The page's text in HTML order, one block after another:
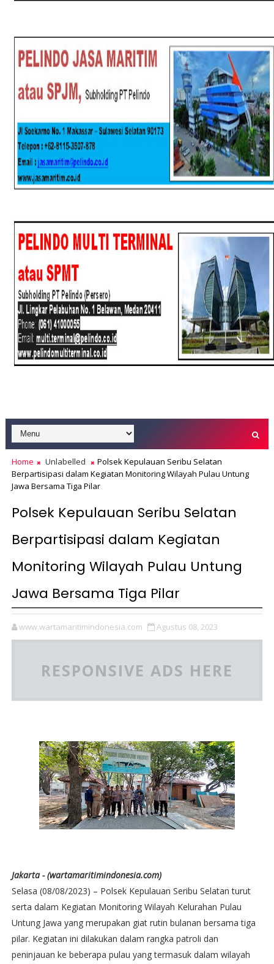
Home Unlabelled
Polsek Kepulauan Seribu Selatan
Berpartisipasi dalam Kegiatan Monitoring Wilayah Pulau Untung
Jawa Bersama Tiga Pilar
Polsek Kepulauan Seribu Selatan
Berpartisipasi dalam Kegiatan
Monitoring Wilayah Pulau Untung
Jawa Bersama Tiga Pilar
www.wartamaritimindonesia.com Agustus 08, 2023
RESPONSIVE ADS HERE
Jakarta - (wartamaritimindonesia.com)
Selasa (08/08/2023) – Polsek Kepulauan Seribu Selatan turut
serta dalam Kegiatan Monitoring Wilayah Kelurahan Pulau
Untung Jawa yang merupakan giat rutin bulanan bersama tiga
pilar. Kegiatan ini dilakukan dalam rangka patroli dan
peninjauan ke beberapa pulau yang termasuk dalam wilayah